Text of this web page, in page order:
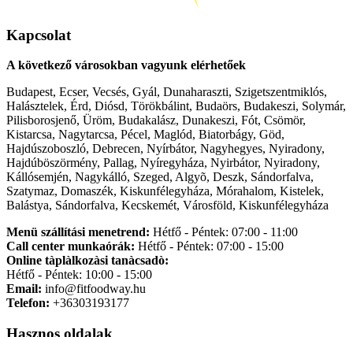
Kapcsolat
A következő városokban vagyunk elérhetőek
Budapest, Ecser, Vecsés, Gyál, Dunaharaszti, Szigetszentmiklós,
Halásztelek, Érd, Diósd, Törökbálint, Budaörs, Budakeszi, Solymár,
Pilisborosjenő, Üröm, Budakalász, Dunakeszi, Fót, Csömör,
Kistarcsa, Nagytarcsa, Pécel, Maglód, Biatorbágy, Göd,
Hajdúszoboszló, Debrecen, Nyírbátor, Nagyhegyes, Nyiradony,
Hajdúböszörmény, Pallag, Nyíregyháza, Nyirbátor, Nyiradony,
Kállósemjén, Nagykálló, Szeged, Algyõ, Deszk, Sándorfalva,
Szatymaz, Domaszék, Kiskunfélegyháza, Mórahalom, Kistelek,
Balástya, Sándorfalva, Kecskemét, Városföld, Kiskunfélegyháza
Menü szállítási menetrend: Hétfő - Péntek: 07:00 - 11:00
Call center munkaórák: Hétfő - Péntek: 07:00 - 15:00
Online tàplàlkozàsi tanàcsadò:
Hétfő - Péntek: 10:00 - 15:00
Email: info@fitfoodway.hu
Telefon: +36303193177
Hasznos oldalak